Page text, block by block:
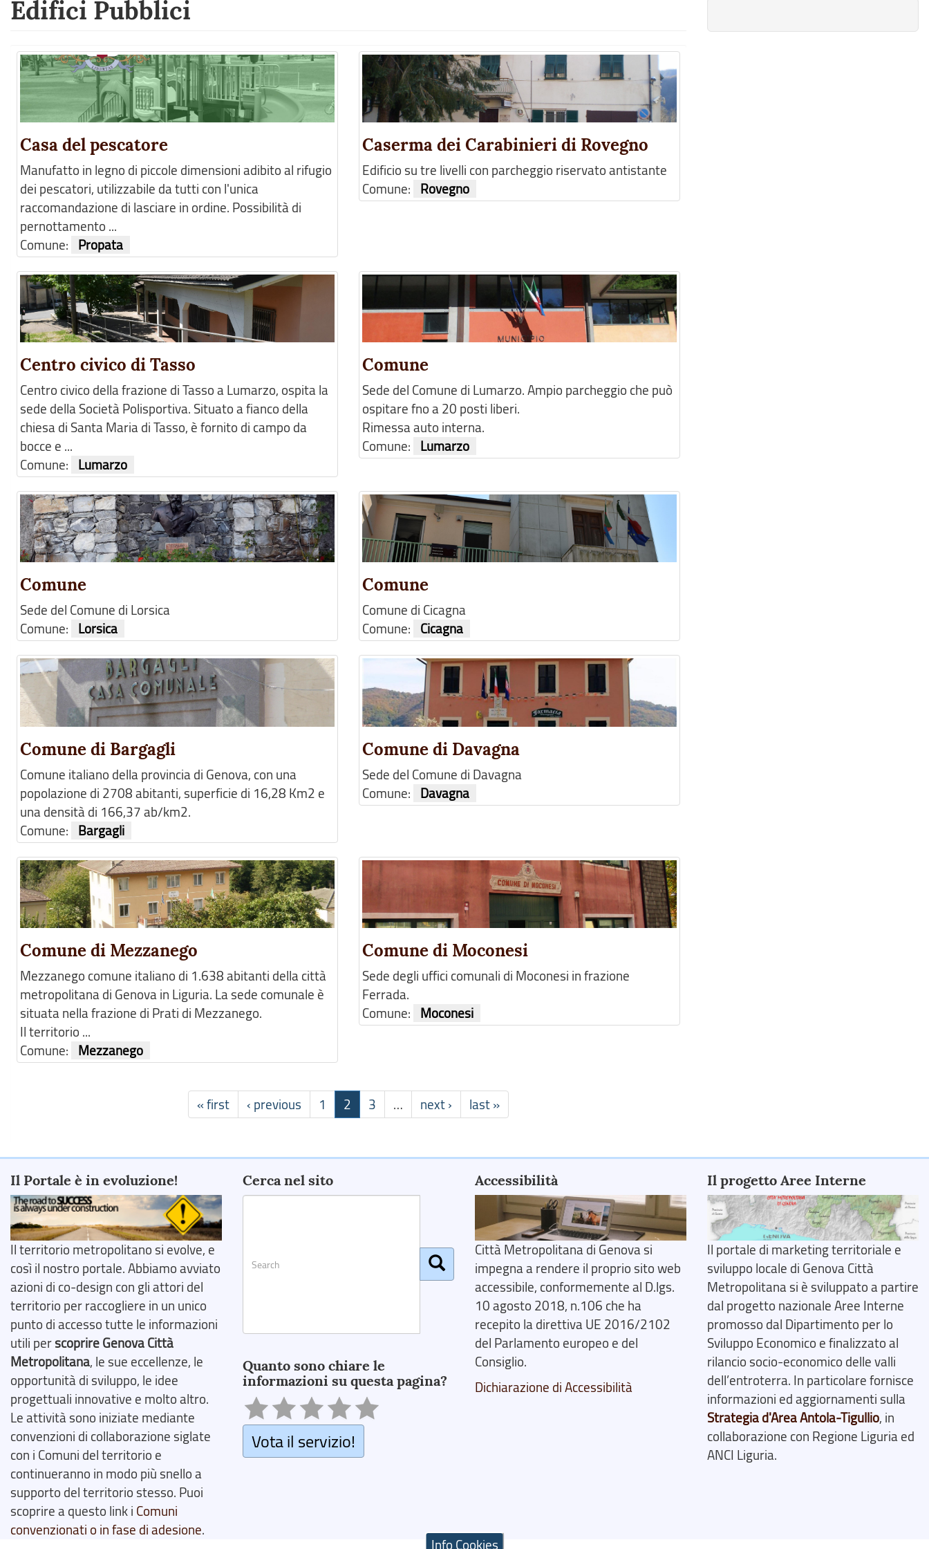
Edifici Pubblici
Casa del pescatore
Manufatto in legno di piccole dimensioni adibito al rifugio
dei pescatori, utilizzabile da tutti con l'unica
raccomandazione di lasciare in ordine. Possibilità di
pernottamento ...
Comune:
Propata
Caserma dei Carabinieri di Rovegno
Edificio su tre livelli con parcheggio riservato antistante
Comune:
Rovegno
Centro civico di Tasso
Centro civico della frazione di Tasso a Lumarzo, ospita la
sede della Società Polisportiva. Situato a fianco della
chiesa di Santa Maria di Tasso, è fornito di campo da
bocce e ...
Comune:
Lumarzo
Comune
Sede del Comune di Lumarzo. Ampio parcheggio che può
ospitare fno a 20 posti liberi.
Rimessa auto interna.
Comune:
Lumarzo
Comune
Sede del Comune di Lorsica
Comune:
Lorsica
Comune
Comune di Cicagna
Comune:
Cicagna
Comune di Bargagli
Comune italiano della provincia di Genova, con una
popolazione di 2708 abitanti, superficie di 16,28 Km2 e
una densità di 166,37 ab/km2.
Comune:
Bargagli
Comune di Davagna
Sede del Comune di Davagna
Comune:
Davagna
Comune di Mezzanego
Mezzanego comune italiano di 1.638 abitanti della città
metropolitana di Genova in Liguria. La sede comunale è
situata nella frazione di Prati di Mezzanego.
Il territorio ...
Comune:
Mezzanego
Comune di Moconesi
Sede degli uffici comunali di Moconesi in frazione
Ferrada.
Comune:
Moconesi
« first ‹ previous 1 2 3 … next › last »
Il Portale è in evoluzione!
Il territorio metropolitano si evolve, e
così il nostro portale. Abbiamo avviato
azioni di co-design con gli attori del
territorio per raccogliere in un unico
punto di accesso tutte le informazioni
utili perscoprire Genova Città
Metropolitana, le sue eccellenze, le
opportunità di sviluppo, le idee
progettuali innovative e molto altro.
Le attività sono iniziate mediante
convenzioni di collaborazione siglate
con i Comuni del territorio e
continueranno in modo più snello a
supporto del territorio stesso. Puoi
scoprire a questo link i Comuni
convenzionati o in fase di adesione.
Cerca nel sito
Quanto sono chiare le
informazioni su questa pagina?
Vota il servizio!
Accessibilità
Città Metropolitana di Genova si
impegna a rendere il proprio sito web
accessibile, conformemente al D.lgs.
10 agosto 2018, n.106 che ha
recepito la direttiva UE 2016/2102
del Parlamento europeo e del
Consiglio.
Dichiarazione di Accessibilità
Il progetto Aree Interne
Il portale di marketing territoriale e
sviluppo locale di Genova Città
Metropolitana si è sviluppato a partire
dal progetto nazionale Aree Interne
promosso dal Dipartimento per lo
Sviluppo Economico e finalizzato al
rilancio socio-economico delle valli
dell’entroterra. In particolare fornisce
informazioni ed aggiornamenti sulla
Strategia d'Area Antola-Tigullio, in
collaborazione con Regione Liguria ed
ANCI Liguria.
Info Cookies